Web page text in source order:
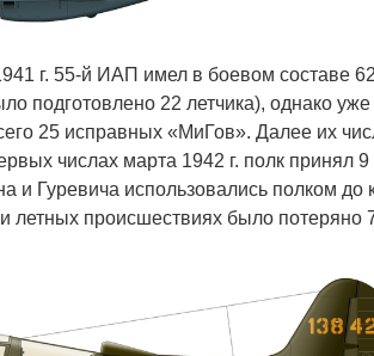
г. 55-й ИАП имел в боевом составе
подготовлено 22 летчика), однако
25 исправных «МиГов». Далее их
числах марта 1942 г. полк принял
и Гуревича использовались полком до
и летных происшествиях было потеряно